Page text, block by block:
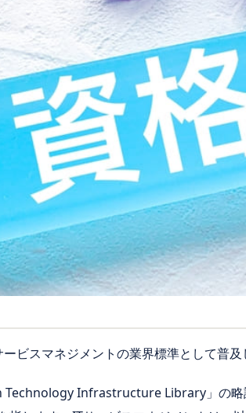
ビスマネジメントの業界標準として普
Infrastructure Library」の略